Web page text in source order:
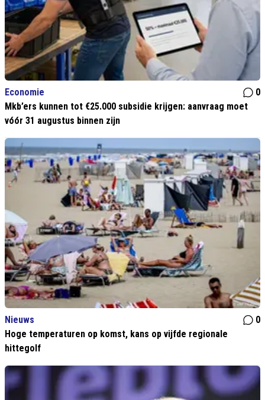
Economie
0
Mkb’ers kunnen tot €25.000 subsidie krijgen: aanvraag moet
vóór 31 augustus binnen zijn
Nieuws
0
Hoge temperaturen op komst, kans op vijfde regionale
hittegolf